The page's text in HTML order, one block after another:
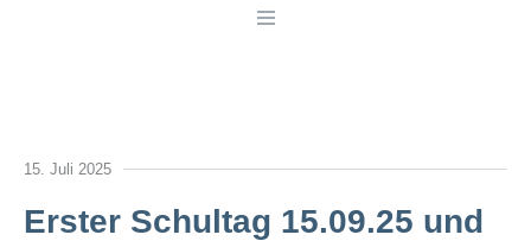
15. Juli 2025
Erster Schultag 15.09.25 und